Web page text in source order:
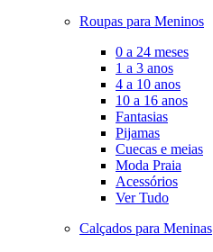
Roupas para Meninos
0 a 24 meses
1 a 3 anos
4 a 10 anos
10 a 16 anos
Fantasias
Pijamas
Cuecas e meias
Moda Praia
Acessórios
Ver Tudo
Calçados para Meninas